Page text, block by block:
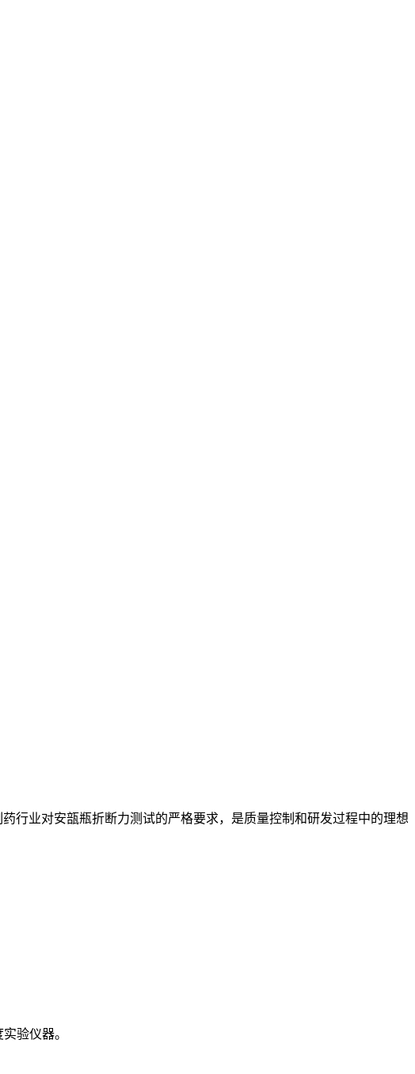
行业对安瓿瓶折断力测试的严格要求，是质量控制和研发过程中的理想
验仪器。